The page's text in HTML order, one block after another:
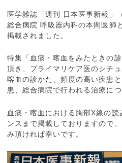
医学雑誌「週刊 日本医事新報」
総合病院 呼吸器内科の本間医師
掲載されました。
特集「血痰・喀血をみたときの
頂き、プライマリケア医のシチ
喀血の診かた、頻度の高い疾患
患、総合病院で行われる治療につ
血痰・喀血における胸部X線の
ンスまで掲載しておりますので
み頂ければ幸いです。